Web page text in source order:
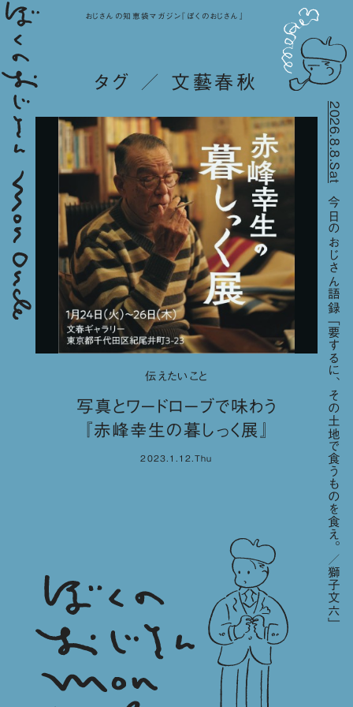
おじさんの知恵袋マガジン『ぼくのおじさん』
2026.8.8.Sat
今日のおじさん語録
「要するに、その土地で食うものを食え。／獅子文六」
タグ ／ 文藝春秋
伝えたいこと
写真とワードローブで味わう
『赤峰幸生の暮しっく展』
2023.1.12.Thu